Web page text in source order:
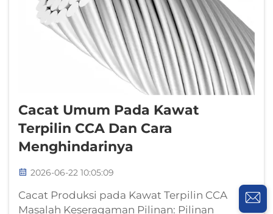
Cacat Umum Pada Kawat
Terpilin CCA Dan Cara
Menghindarinya
2026-06-22 10:05:09
Cacat Produksi pada Kawat Terpilin CCA
Masalah Keseragaman Pilinan: Pilinan